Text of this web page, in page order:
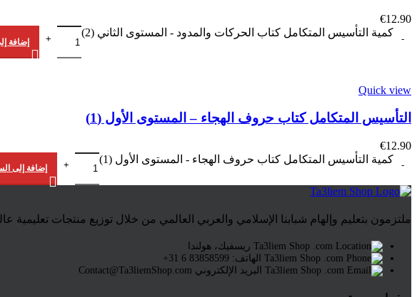
€12.90
كمية التأسيس المتكامل كتاب الحركات والمدود - المستوى الثاني (2)
إضافة
Quick view
التأسيس المتكامل كتاب حروف الهجاء – المستوى الأول (1)
€12.90
كمية التأسيس المتكامل كتاب حروف الهجاء - المستوى الأول (1)
إضافة إلى
ملتزمون بتعليم وإلهام شبابنا الإسلامي والعربي العالمي من خلال توزيع منتجات تعليمية
ريسفيك، هولندا
الهاتف: 83858599 6 31+
البريد الإلكتروني Contact@Ta3liemShop.com